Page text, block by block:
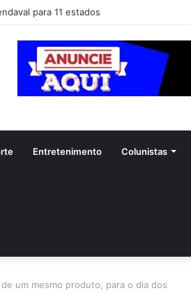
para 11 estados
Entretenimento Colunistas
um mesmo produto, para o dia dos